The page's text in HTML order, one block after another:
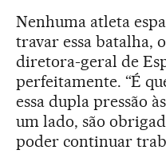
Nenhuma atleta
travar essa batalha,
diretora-geral de
perfeitamente. “É
essa dupla pressão
um lado, são
poder continuar